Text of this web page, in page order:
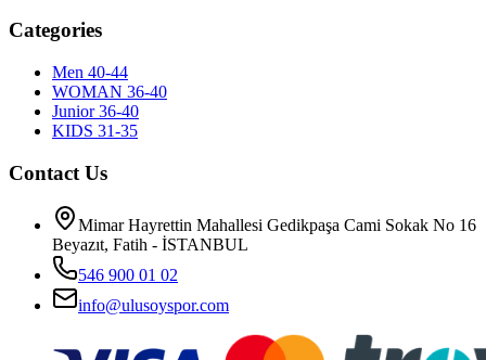
Categories
Men 40-44
WOMAN 36-40
Junior 36-40
KIDS 31-35
Contact Us
Mimar Hayrettin Mahallesi Gedikpaşa Cami Sokak No 16
Beyazıt, Fatih - İSTANBUL
546 900 01 02
info@ulusoyspor.com